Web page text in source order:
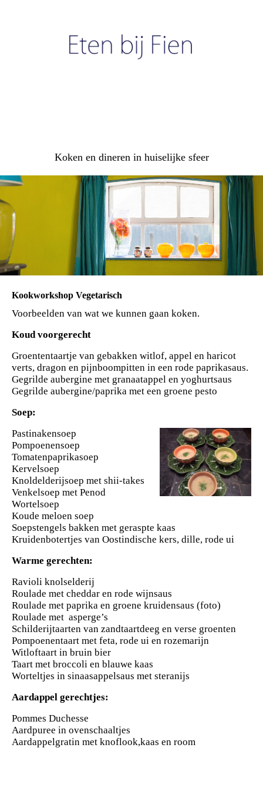
Koken en dineren in huiselijke sfeer
Kookworkshop Vegetarisch
Voorbeelden van wat we kunnen gaan koken.
Koud voorgerecht
Groententaartje van gebakken witlof, appel en haricot
verts, dragon en pijnboompitten in een rode paprikasaus.
Gegrilde aubergine met granaatappel en yoghurtsaus
Gegrilde aubergine/paprika met een groene pesto
Soep:
Pastinakensoep
Pompoenensoep
Tomatenpaprikasoep
Kervelsoep
Knoldelderijsoep met shii-takes
Venkelsoep met Penod
Wortelsoep
Koude meloen soep
Soepstengels bakken met geraspte kaas
Kruidenbotertjes van Oostindische kers, dille, rode ui
Warme gerechten:
Ravioli knolselderij
Roulade met cheddar en rode wijnsaus
Roulade met paprika en groene kruidensaus (foto)
Roulade met asperge’s
Schilderijtaarten van zandtaartdeeg en verse groenten
Pompoenentaart met feta, rode ui en rozemarijn
Witloftaart in bruin bier
Taart met broccoli en blauwe kaas
Worteltjes in sinaasappelsaus met steranijs
Aardappel gerechtjes:
Pommes Duchesse
Aardpuree in ovenschaaltjes
Aardappelgratin met knoflook,kaas en room